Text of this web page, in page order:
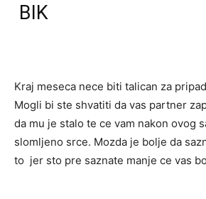
BIK
Kraj meseca nece biti talican za
Mogli bi ste shvatiti da vas partner
da mu je stalo te ce vam nakon ovog
slomljeno srce. Mozda je bolje da
to jer sto pre saznate manje ce vas